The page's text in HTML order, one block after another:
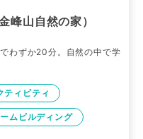
峰山自然の家）
わずか20分。自然の中で学
ティビティ
ムビルディング